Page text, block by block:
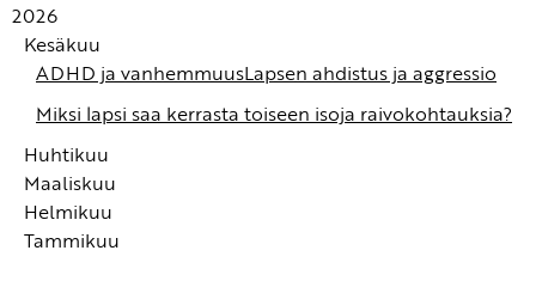
2026
Kesäkuu
ADHD ja vanhemmuusLapsen ahdistus ja aggressio
Miksi lapsi saa kerrasta toiseen isoja raivokohtauksia?
Huhtikuu
Turvan kokemus syntyy autonomisessa
hermostossamme
Maaliskuu
Alle 3-vuotiaan tunnekasvatus: Tunteiden
tunnistaminen ja nimeäminen ovat tunnetaitojen
Helmikuu
Fanni-tunnetaitowebinaari: Alle 3-vuotiaiden
Tammikuu